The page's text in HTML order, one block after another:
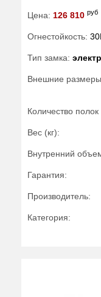
Цена: 126 810 руб
Огнестойкость:
Тип замка:
Внешние
Количество
Вес (кг):
Внутренний
Гарантия:
Производитель:
Категория: